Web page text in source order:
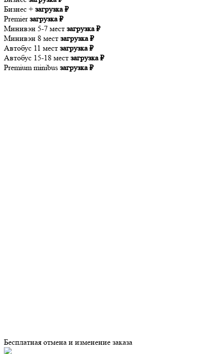
Бизнес + загрузка ₽
Premier загрузка ₽
Минивэн 5-7 мест загрузка ₽
Минивэн 8 мест загрузка ₽
Автобус 11 мест загрузка ₽
Автобус 15-18 мест загрузка ₽
Premium minibus загрузка ₽
Бесплатная отмена и изменение заказа